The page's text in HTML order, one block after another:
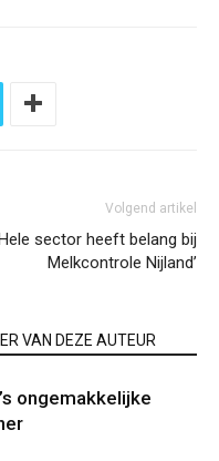
Volgend artikel
sector heeft belang bij
Melkcontrole Nijland’
VAN DEZE AUTEUR
ongemakkelijke